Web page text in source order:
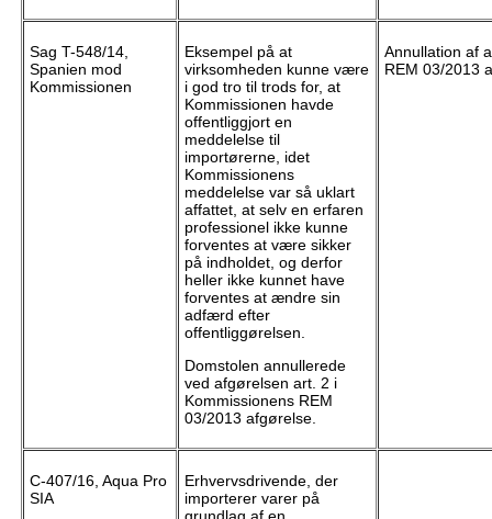
Sag T-548/14,
Spanien mod
Kommissionen
Eksempel på at
virksomheden kunne være
i god tro til trods for, at
Kommissionen havde
offentliggjort en
meddelelse til
importørerne, idet
Kommissionens
meddelelse var så uklart
affattet, at selv en erfaren
professionel ikke kunne
forventes at være sikker
på indholdet, og derfor
heller ikke kunnet have
forventes at ændre sin
adfærd efter
offentliggørelsen.
Domstolen annullerede
ved afgørelsen art. 2 i
Kommissionens REM
03/2013 afgørelse.
Annullation af
REM 03/2013
C-407/16, Aqua Pro
SIA
Erhvervsdrivende, der
importerer varer på